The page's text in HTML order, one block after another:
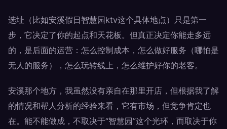
选址（比如安溪假日智慧园ktv这个具体地点）只是第一
步，它决定了你的起点和天花板。但真正决定你能走多远
的，是后面的运营：怎么控制成本，怎么做好服务（哪怕是
无人的服务），怎么玩转线上，怎么维护好你的老客。
安溪那个地方，我虽然没有亲自在那里开店，但根据我了解
的情况和帮人分析的经验来看，它有市场，但竞争肯定也
在。能不能做成，不取决于“智慧园”这个光环，而取决于你